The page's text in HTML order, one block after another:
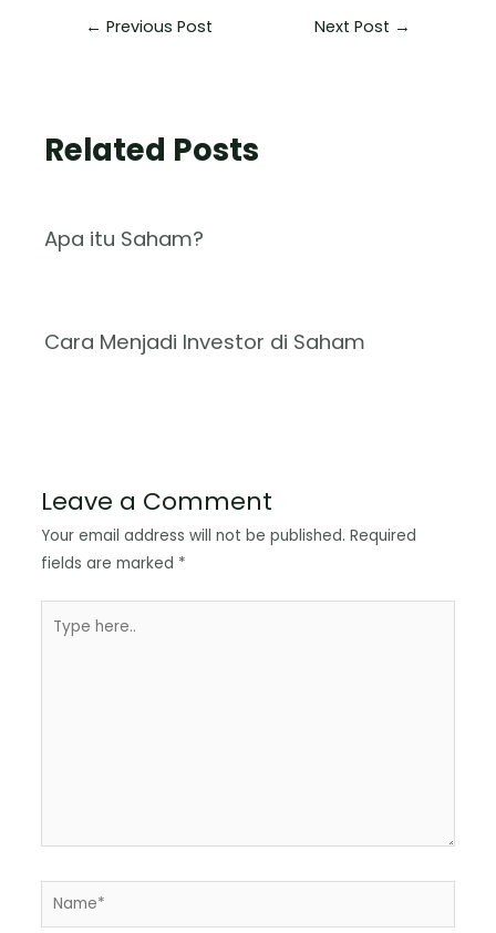
← Previous Post Next Post →
Related Posts
Apa itu Saham?
Cara Menjadi Investor di Saham
Leave a Comment
Your email address will not be published. Required
fields are marked *